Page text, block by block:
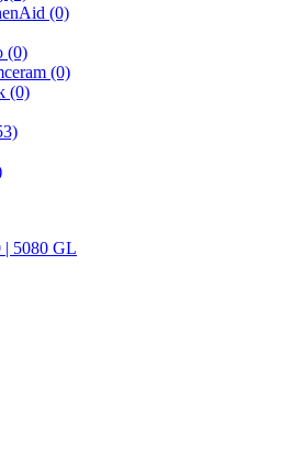
(0)
(0)
(0)
(0)
| 5080 GL